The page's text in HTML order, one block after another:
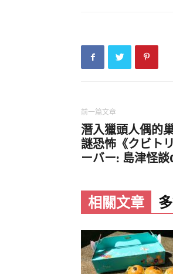
除了白米，市面
說，這些食米種類
根據衛生福利部「
不大，但膳食纖維
公克（白米秈米、
如此。以每100公
至於發芽米，則
米，膳食纖維為
如何煮出好吃的米
前一篇文章
潛入獵頭人偶的
謎恐怖《クビト
ーバー: 島津怪
相關文章